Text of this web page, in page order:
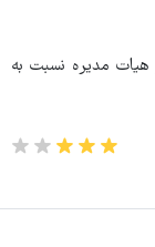
ھیات مدیره نسبت به